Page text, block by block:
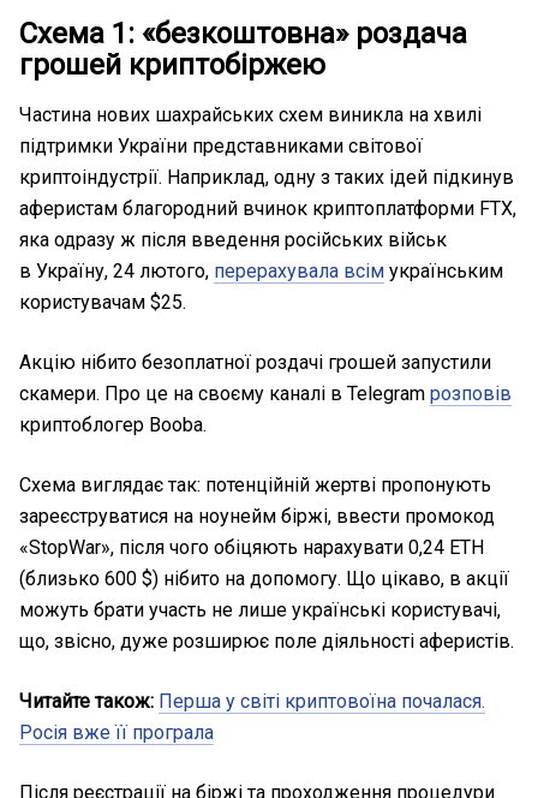
Схема 1: «безкоштовна» роздача
грошей криптобіржею
Частина нових шахрайських схем виникла на хвилі
підтримки України представниками світової
криптоіндустрії. Наприклад, одну з таких ідей підкинув
аферистам благородний вчинок криптоплатформи FTX,
яка одразу ж після введення російських військ
в Україну, 24 лютого, перерахувала всім українським
користувачам $25.
Акцію нібито безоплатної роздачі грошей запустили
скамери. Про це на своєму каналі в Telegram розповів
криптоблогер Booba.
Схема виглядає так: потенційній жертві пропонують
зареєструватися на ноунейм біржі, ввести промокод
«StopWar», після чого обіцяють нарахувати 0,24 ЕТН
(близько 600 $) нібито на допомогу. Що цікаво, в акції
можуть брати участь не лише українські користувачі,
що, звісно, дуже розширює поле діяльності аферистів.
Читайте також: Перша у світі криптовоїна почалася.
Росія вже її програла
Після реєстрації на біржі та проходження процедури